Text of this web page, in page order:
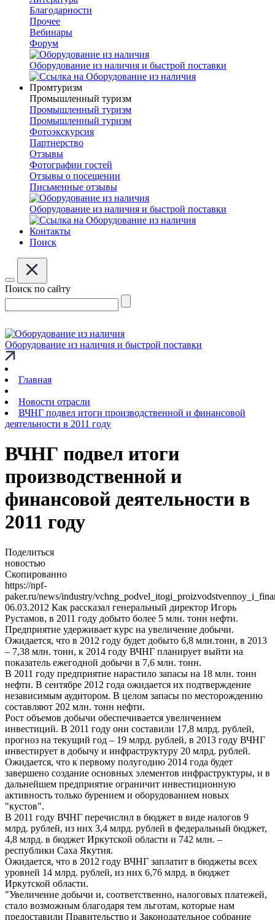
Благодарности
Прочее
Вебинары
Форум
Оборудование из наличия и быстрой поставки
Промтуризм
Промышленный туризм
Промышленный туризм
Промышленный туризм
Фотоэкскурсия
Партнерство
Отзывы
Фотографии гостей
Отзывы о посещении
Письменные отзывы
Оборудование из наличия и быстрой поставки
Контакты
Поиск
Поиск по сайту
Оборудование из наличия и быстрой поставки
Главная
Новости отрасли
ВЧНГ подвел итоги производственной и финансовой
деятельности в 2011 году
ВЧНГ подвел итоги
производственной и
финансовой деятельности в
2011 году
Поделиться
новостью
Скопированно
https://npf-
paker.ru/news/industry/
06.03.2012 Как рассказал генеральный директор Игорь
Рустамов, в 2011 году добыто более 5 млн. тонн нефти.
Предприятие удерживает курс на увеличение добычи.
Ожидается, что в 2012 году будет добыто 6,8 млн.тонн, в 2013
– 7,38 млн. тонн, к 2014 году ВЧНГ планирует выйти на
показатель ежегодной добычи в 7,6 млн. тонн.
В 2011 году предприятие нарастило запасы на 18 млн. тонн
нефти. В сентябре 2012 года ожидается их подтверждение
независимым аудитором. В целом запасы по месторождению
составляют 202 млн. тонн нефти.
Рост объемов добычи обеспечивается увеличением
инвестиций. В 2011 году они составили 17,8 млрд. рублей,
прогноз на текущий год – 19 млрд. рублей, в 2013 году ВЧНГ
инвестирует в добычу и инфраструктуру 20 млрд. рублей.
Ожидается, что к первому полугодию 2014 года будет
завершено создание основных элементов инфраструктуры, и в
дальнейшем предприятие ограничит инвестиционную
активность только бурением и оборудованием новых
"кустов".
В 2011 году ВЧНГ перечислил в бюджет в виде налогов 9
млрд. рублей, из них 3,4 млрд. рублей в федеральный бюджет,
4,8 млрд. в бюджет Иркутской области и 742 млн. –
республики Саха Якутия.
Ожидается, что в 2012 году ВЧНГ заплатит в бюджеты всех
уровней 14 млрд. рублей, из них 6,76 млрд. в бюджет
Иркутской области.
"Увеличение добычи и, соответственно, налоговых платежей,
стало возможным благодаря тем льготам, которые нам
предоставили Правительство и Законодательное собрание